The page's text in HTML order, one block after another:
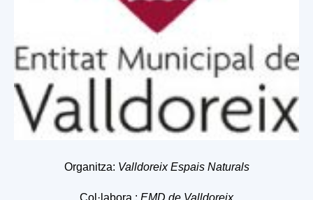
Organitza: Valldoreix Espais Naturals